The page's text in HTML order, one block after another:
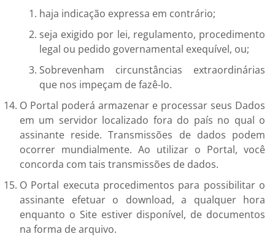
haja indicação expressa em contrário;
seja exigido por lei, regulamento, procedimento
legal ou pedido governamental exequível, ou;
Sobrevenham circunstâncias extraordinárias
que nos impeçam de fazê-lo.
O Portal poderá armazenar e processar seus Dados
em um servidor localizado fora do país no qual o
assinante reside. Transmissões de dados podem
ocorrer mundialmente. Ao utilizar o Portal, você
concorda com tais transmissões de dados.
O Portal executa procedimentos para possibilitar o
assinante efetuar o download, a qualquer hora
enquanto o Site estiver disponível, de documentos
na forma de arquivo.